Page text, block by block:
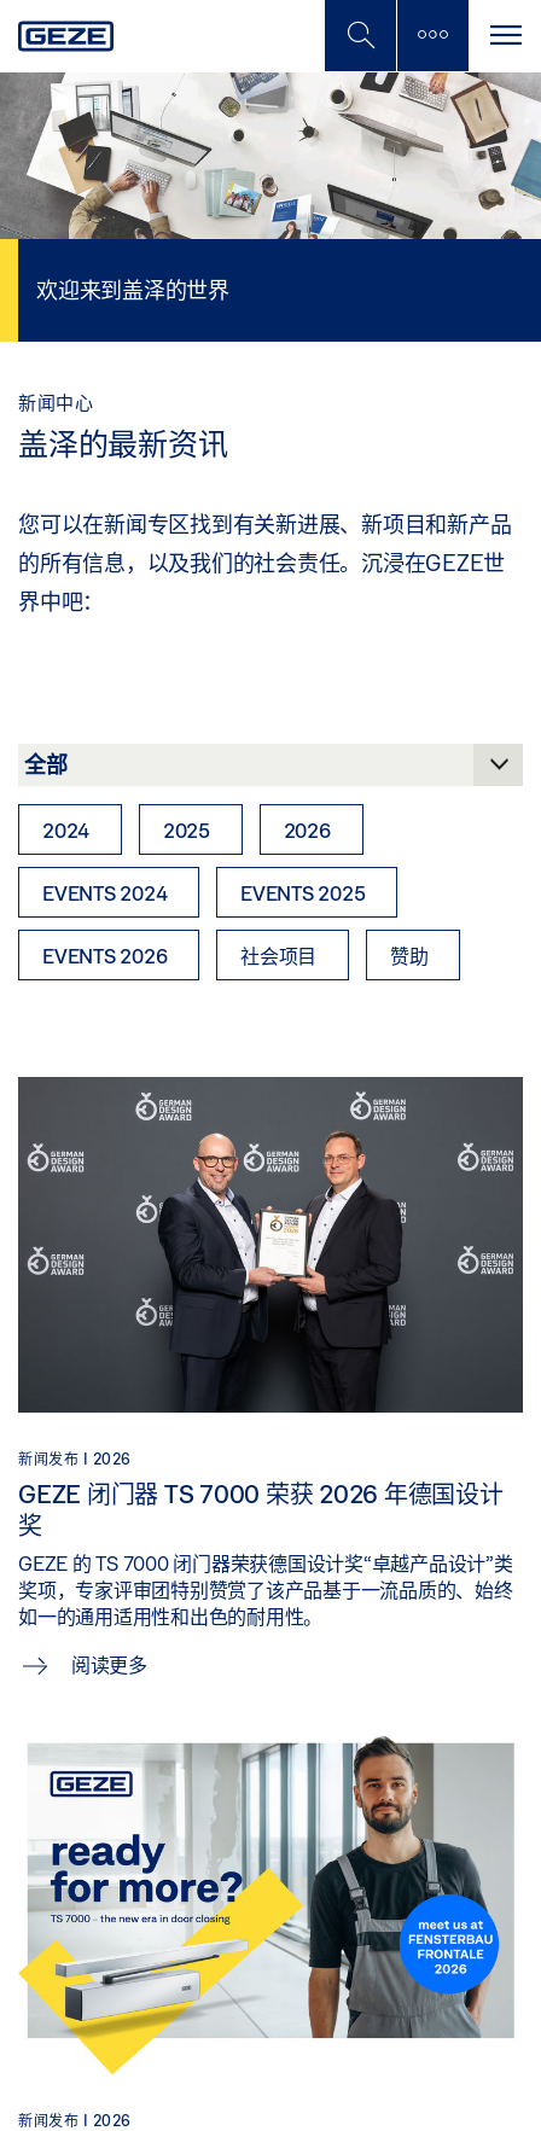
to
content
欢迎来到盖泽的世界
新闻中心
盖泽的最新资讯
您可以在新闻专区找到有关新进展、新项目和新产品
的所有信息，以及我们的社会责任。沉浸在GEZE世
界中吧：
2024 2025 2026
EVENTS 2024 EVENTS 2025
EVENTS 2026 社会项目 赞助
新闻发布 | 2026
GEZE 闭门器 TS 7000 荣获 2026 年德国设计
奖
GEZE 的 TS 7000 闭门器荣获德国设计奖“卓越产品设计”类
奖项，专家评审团特别赞赏了该产品基于一流品质的、始终
如一的通用适用性和出色的耐用性。
阅读更多
新闻发布 | 2026